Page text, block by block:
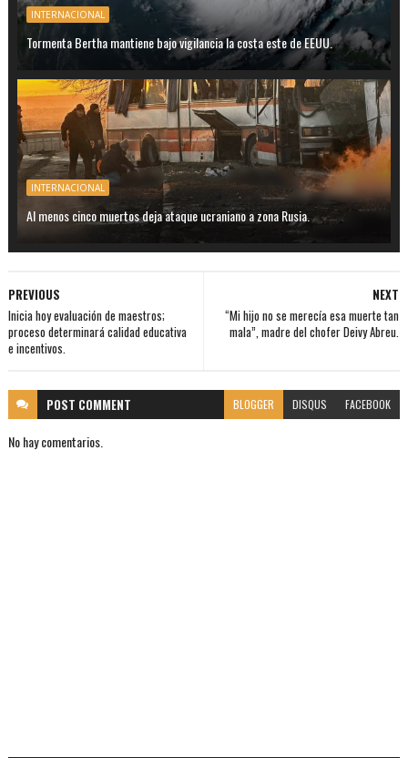
INTERNACIONAL
Tormenta Bertha mantiene bajo vigilancia la costa este de EEUU.
INTERNACIONAL
Al menos cinco muertos deja ataque ucraniano a zona Rusia.
NEXT
“Mi hijo no se merecía esa muerte tan
mala”, madre del chofer Deivy Abreu.
PREVIOUS
Inicia hoy evaluación de maestros;
proceso determinará calidad educativa
e incentivos.
POST COMMENT BLOGGER DISQUS FACEBOOK
No hay comentarios.